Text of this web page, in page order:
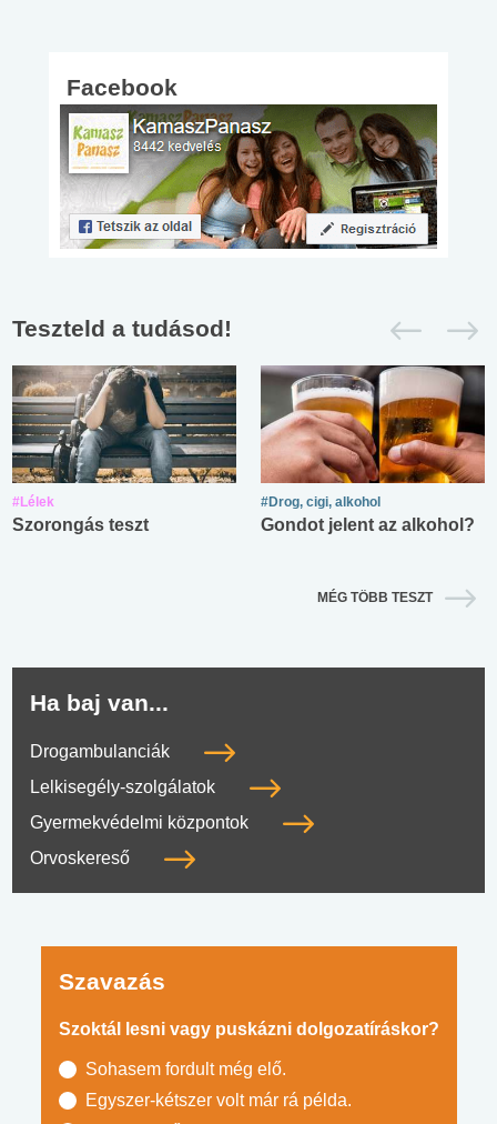
Facebook
Teszteld a tudásod!
#Lélek
Szorongás teszt
#Drog, cigi, alkohol
Gondot jelent az alkohol?
MÉG TÖBB TESZT
Ha baj van...
Drogambulanciák
Lelkisegély-szolgálatok
Gyermekvédelmi központok
Orvoskereső
Szavazás
Szoktál lesni vagy puskázni dolgozatíráskor?
Sohasem fordult még elő.
Egyszer-kétszer volt már rá példa.